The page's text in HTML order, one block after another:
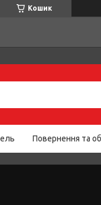
Кошик
Повернення та